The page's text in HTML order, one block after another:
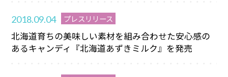
2018.09.04 プレスリリース
北海道育ちの美味しい素材を組み合わせた安心感の
あるキャンディ『北海道あずきミルク』を発売